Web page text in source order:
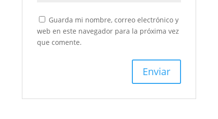
Guarda mi nombre, correo electrónico y
web en este navegador para la próxima vez
que comente.